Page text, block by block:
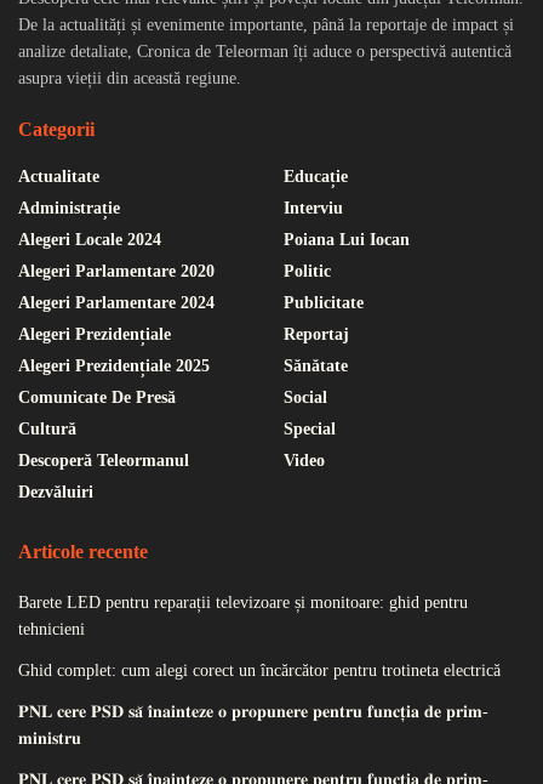
De la actualități și evenimente importante, până la reportaje de impact și
analize detaliate, Cronica de Teleorman îți aduce o perspectivă autentică
asupra vieții din această regiune.
Categorii
Actualitate
Administrație
Alegeri Locale 2024
Alegeri Parlamentare 2020
Alegeri Parlamentare 2024
Alegeri Prezidențiale
Alegeri Prezidențiale 2025
Comunicate De Presă
Cultură
Descoperă Teleormanul
Dezvăluiri
Educație
Interviu
Poiana Lui Iocan
Politic
Publicitate
Reportaj
Sănătate
Social
Special
Video
Articole recente
Barete LED pentru reparații televizoare și monitoare: ghid pentru
tehnicieni
Ghid complet: cum alegi corect un încărcător pentru trotineta electrică
𝐏𝐍𝐋 𝐜𝐞𝐫𝐞 𝐏𝐒𝐃 𝐬𝐚̆ 𝐢̂𝐧𝐚𝐢𝐧𝐭𝐞𝐳𝐞 𝐨 𝐩𝐫𝐨𝐩𝐮𝐧𝐞𝐫𝐞 𝐩𝐞𝐧𝐭𝐫𝐮 𝐟𝐮𝐧𝐜𝐭̦𝐢𝐚 𝐝𝐞 𝐩𝐫𝐢𝐦-
𝐦𝐢𝐧𝐢𝐬𝐭𝐫𝐮
𝐏𝐍𝐋 𝐜𝐞𝐫𝐞 𝐏𝐒𝐃 𝐬𝐚̆ 𝐢̂𝐧𝐚𝐢𝐧𝐭𝐞𝐳𝐞 𝐨 𝐩𝐫𝐨𝐩𝐮𝐧𝐞𝐫𝐞 𝐩𝐞𝐧𝐭𝐫𝐮 𝐟𝐮𝐧𝐜𝐭̦𝐢𝐚 𝐝𝐞 𝐩𝐫𝐢𝐦-